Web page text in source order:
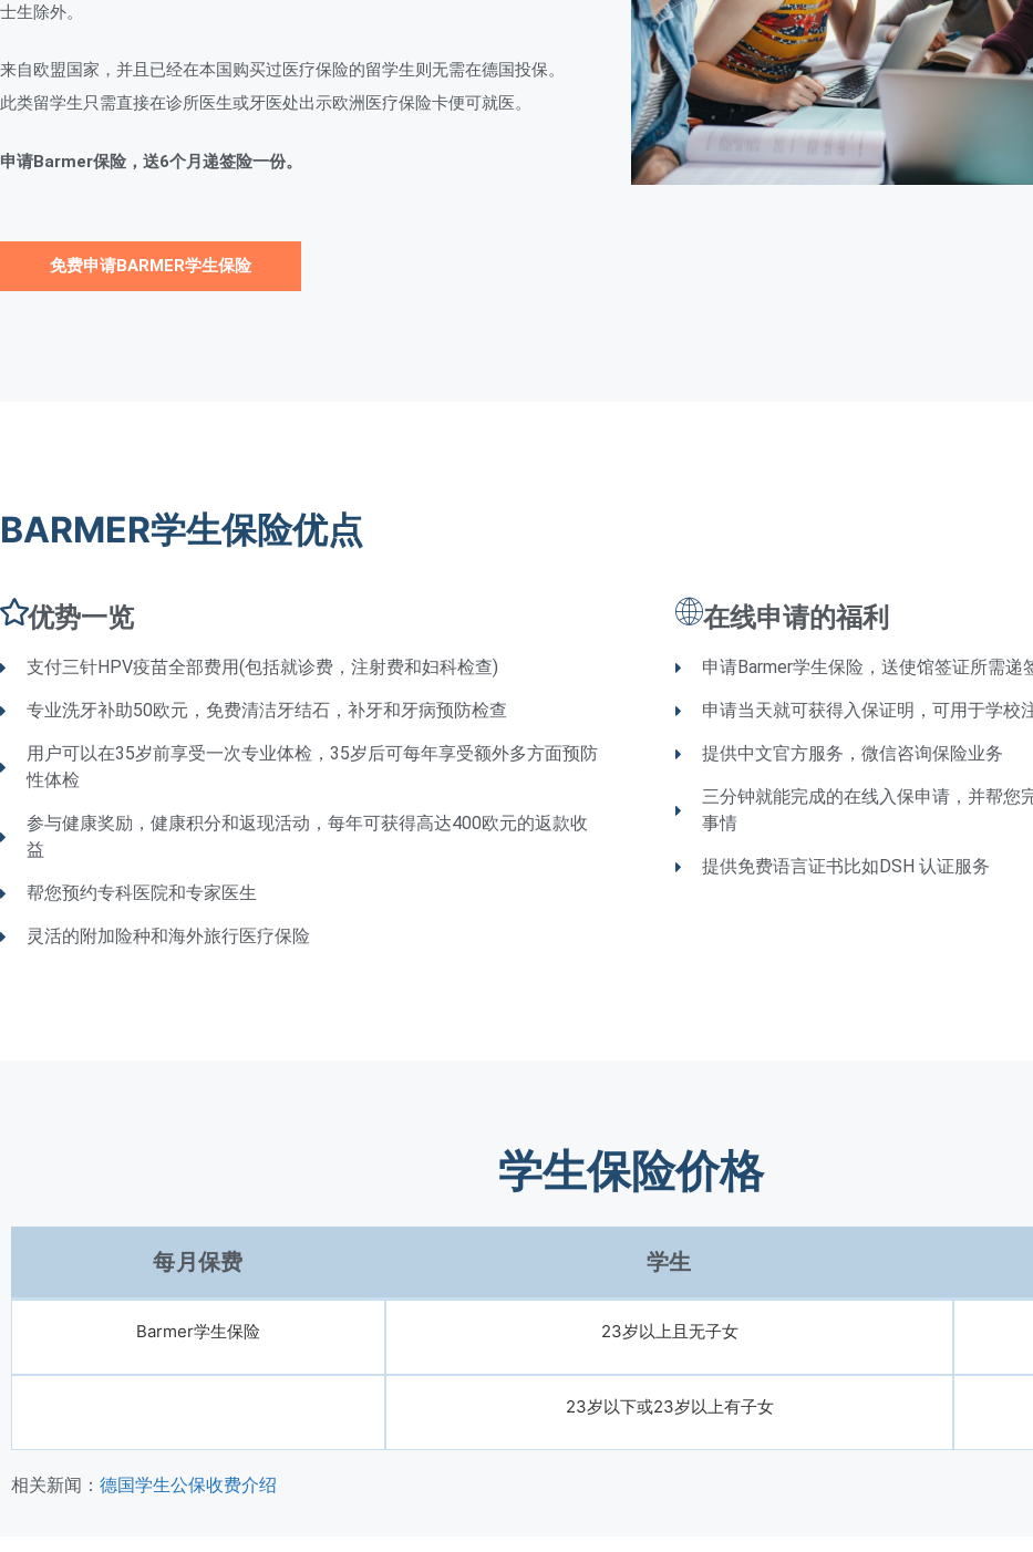
士生除外。
来自欧盟国家，并且已经在本国购买过医疗保险的留学生则无需在德国投保。
此类留学生只需直接在诊所医生或牙医处出示欧洲医疗保险卡便可就医。
申请Barmer保险，送6个月递签险一份。
免费申请BARMER学生保险
BARMER学生保险优点
优势一览
支付三针HPV疫苗全部费用(包括就诊费，注射费和妇科检查)
专业洗牙补助50欧元，免费清洁牙结石，补牙和牙病预防检查
用户可以在35岁前享受一次专业体检，35岁后可每年享受额外多方面预防
性体检
参与健康奖励，健康积分和返现活动，每年可获得高达400欧元的返款收
益
帮您预约专科医院和专家医生
灵活的附加险种和海外旅行医疗保险
在线申请的福利
申请Barmer学生保险，送使馆签证所需递
申请当天就可获得入保证明，可用于学校
提供中文官方服务，微信咨询保险业务
三分钟就能完成的在线入保申请，并帮您
事情
提供免费语言证书比如DSH 认证服务
学生保险价格
每月保费 学生
Barmer学生保险 23岁以上且无子女
23岁以下或23岁以上有子女
相关新闻： 德国学生公保收费介绍